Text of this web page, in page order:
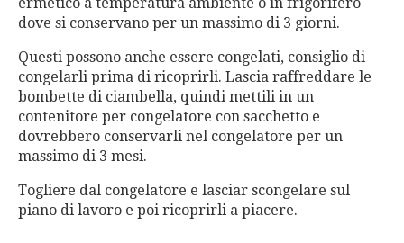
ermetico a temperatura ambiente o in frigorifero
dove si conservano per un massimo di 3 giorni.
Questi possono anche essere congelati, consiglio di
congelarli prima di ricoprirli. Lascia raffreddare le
bombette di ciambella, quindi mettili in un
contenitore per congelatore con sacchetto e
dovrebbero conservarli nel congelatore per un
massimo di 3 mesi.
Togliere dal congelatore e lasciar scongelare sul
piano di lavoro e poi ricoprirli a piacere.